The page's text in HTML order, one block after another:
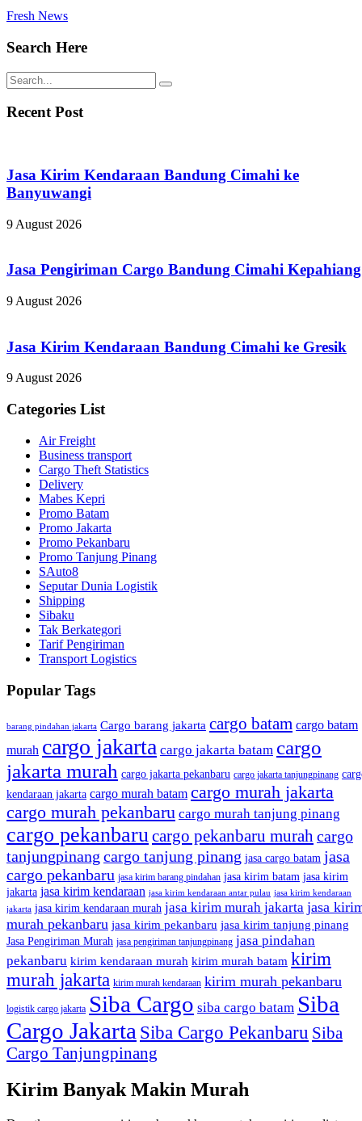
Fresh News
Search Here
Recent Post
Jasa Kirim Kendaraan Bandung Cimahi ke
Banyuwangi
9 August 2026
Jasa Pengiriman Cargo Bandung Cimahi Kepahiang
9 August 2026
Jasa Kirim Kendaraan Bandung Cimahi ke Gresik
9 August 2026
Categories List
Air Freight
Business transport
Cargo Theft Statistics
Delivery
Mabes Kepri
Promo Batam
Promo Jakarta
Promo Pekanbaru
Promo Tanjung Pinang
SAuto8
Seputar Dunia Logistik
Shipping
Sibaku
Tak Berkategori
Tarif Pengiriman
Transport Logistics
Popular Tags
barang pindahan jakarta Cargo barang jakarta cargo batam cargo batam
murah cargo jakarta cargo jakarta batam cargo
jakarta murah cargo jakarta pekanbaru cargo jakarta tanjungpinang
kendaraan jakarta cargo murah batam cargo murah jakarta
cargo murah pekanbaru cargo murah tanjung pinang
cargo pekanbarucargo pekanbaru murah cargo
tanjungpinang cargo tanjung pinang jasa cargo batam jasa
cargo pekanbaru jasa kirim barang pindahan jasa kirim batam jasa kirim
jakarta jasa kirim kendaraan jasa kirim kendaraan antar pulau jasa kirim kendaraan
jakarta jasa kirim kendaraan murah jasa kirim murah jakarta jasa
murah pekanbaru jasa kirim pekanbaru jasa kirim tanjung pinang
Jasa Pengiriman Murah jasa pengiriman tanjungpinang jasa pindahan
pekanbaru kirim kendaraan murah kirim murah batam kirim
murah jakarta kirim murah kendaraan kirim murah pekanbaru
logistik cargo jakarta Siba Cargo siba cargo batam Siba
Cargo Jakarta Siba Cargo Pekanbaru Siba
Cargo Tanjungpinang
Kirim Banyak Makin Murah